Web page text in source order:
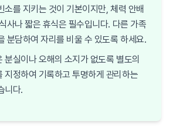
소를 지키는 것이 기본이지만, 체력 안배
사나 짧은 휴식은 필수입니다. 다른 가족
분담하여 자리를 비울 수 있도록 하세요.
분실이나 오해의 소지가 없도록 별도의
지정하여 기록하고 투명하게 관리하는
니다.